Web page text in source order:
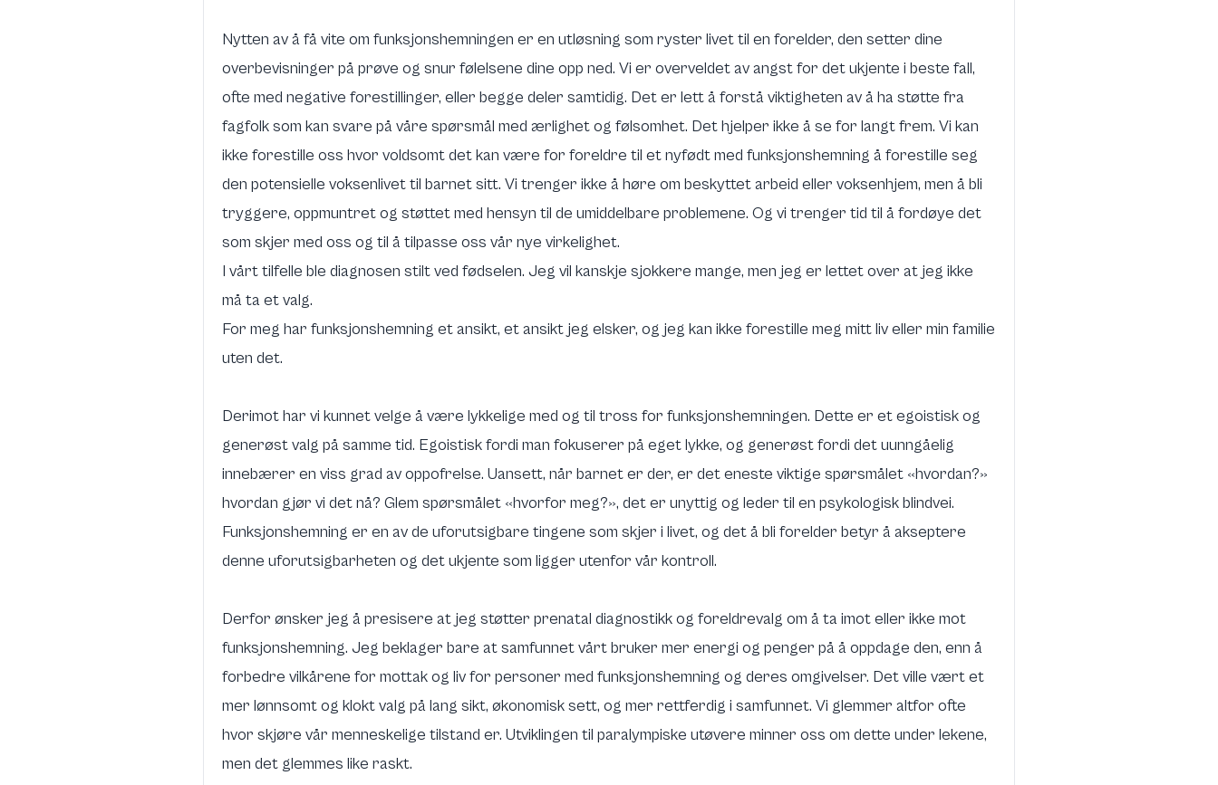
Nytten av å få vite om funksjonshemningen er en utløsning som ryster livet til en forelder, den setter dine
overbevisninger på prøve og snur følelsene dine opp ned. Vi er overveldet av angst for det ukjente i beste fall,
ofte med negative forestillinger, eller begge deler samtidig. Det er lett å forstå viktigheten av å ha støtte fra
fagfolk som kan svare på våre spørsmål med ærlighet og følsomhet. Det hjelper ikke å se for langt frem. Vi kan
ikke forestille oss hvor voldsomt det kan være for foreldre til et nyfødt med funksjonshemning å forestille seg
den potensielle voksenlivet til barnet sitt. Vi trenger ikke å høre om beskyttet arbeid eller voksenhjem, men å bli
tryggere, oppmuntret og støttet med hensyn til de umiddelbare problemene. Og vi trenger tid til å fordøye det
som skjer med oss og til å tilpasse oss vår nye virkelighet.
I vårt tilfelle ble diagnosen stilt ved fødselen. Jeg vil kanskje sjokkere mange, men jeg er lettet over at jeg ikke
må ta et valg.
For meg har funksjonshemning et ansikt, et ansikt jeg elsker, og jeg kan ikke forestille meg mitt liv eller min familie
uten det.
Derimot har vi kunnet velge å være lykkelige med og til tross for funksjonshemningen. Dette er et egoistisk og
generøst valg på samme tid. Egoistisk fordi man fokuserer på eget lykke, og generøst fordi det uunngåelig
innebærer en viss grad av oppofrelse. Uansett, når barnet er der, er det eneste viktige spørsmålet «hvordan?»
hvordan gjør vi det nå? Glem spørsmålet «hvorfor meg?», det er unyttig og leder til en psykologisk blindvei.
Funksjonshemning er en av de uforutsigbare tingene som skjer i livet, og det å bli forelder betyr å akseptere
denne uforutsigbarheten og det ukjente som ligger utenfor vår kontroll.
Derfor ønsker jeg å presisere at jeg støtter prenatal diagnostikk og foreldrevalg om å ta imot eller ikke mot
funksjonshemning. Jeg beklager bare at samfunnet vårt bruker mer energi og penger på å oppdage den, enn å
forbedre vilkårene for mottak og liv for personer med funksjonshemning og deres omgivelser. Det ville vært et
mer lønnsomt og klokt valg på lang sikt, økonomisk sett, og mer rettferdig i samfunnet. Vi glemmer altfor ofte
hvor skjøre vår menneskelige tilstand er. Utviklingen til paralympiske utøvere minner oss om dette under lekene,
men det glemmes like raskt.